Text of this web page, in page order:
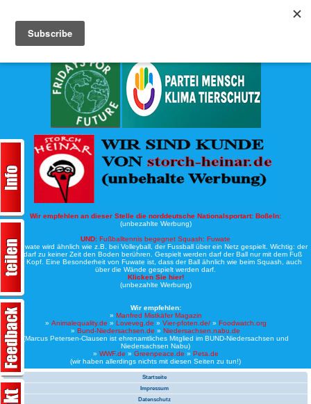
Wir empfehlen an dieser Stelle die norddeutsche Nationalsportart: Boßeln:
(unbezahlte Werbung)
UND: Fußballtennis begegnet Squash: Fuwate
Bei Fuwate wird ähnlich wie z.B. bei Volleyball, der Fussball über ein Netz gespielt. Wichtig: der
Ball darf zu keiner Zeit den Boden berühren. Gespielt werden darf der Ball nur mit dem Fuß
oder Kopf. Eine Besonderheit von Fuwate ist, dass der Ball ähnlich wie beim Squash, auch
über die Wände gespielt werden darf.
Klicken Sie hier!
(unbezahlte Werbung)
Wir empfehlen:
» Manfred Mistkäfer Magazin
» Animalequality.de » Loveveg.de » Vier-pfoten.de/» Foodwatch.org
» Bund-Niedersachsen.de » Niedersachsen.nabu.de
(Marcus Petersen-Clausen ist ehrenamtliches Mitglied im BUND-Niedersachsen und
Niedersachsen Nabu)
» WWF.de » Greenpeace.de » Peta.de
(wir haben allerdings nichts mit diesen Seiten zu tun!)
Startseite
Impressum
Datenschutz